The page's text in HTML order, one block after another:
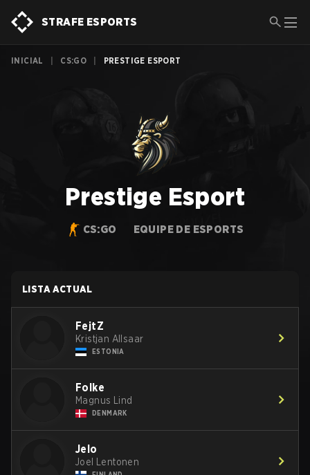
STRAFE ESPORTS
INICIAL CS:GO PRESTIGE ESPORT
Prestige Esport
CS:GO EQUIPE DE ESPORTS
LISTA ACTUAL
FejtZ
Kristjan Allsaar
ESTONIA
Folke
Magnus Lind
DENMARK
Jelo
Joel Lentonen